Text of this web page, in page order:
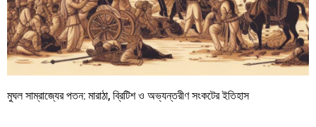
মুঘল সাম্রাজ্যের পতন: মারাঠা, ব্রিটিশ ও অভ্যন্তরীণ সংকটের ইতিহাস